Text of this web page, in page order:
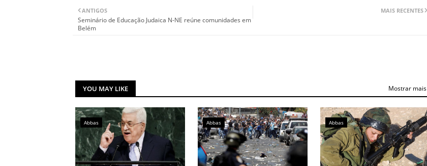
MAIS RECENTES
ANTIGOS
Seminário de Educação Judaica N-NE reúne comunidades em
Belém
YOU MAY LIKE Mostrar mais
Abbas Abbas Abbas